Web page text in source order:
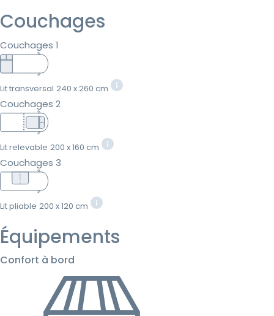
Couchages
Couchages 1
Lit transversal 240 x 260 cm
Couchages 2
Lit relevable 200 x 160 cm
Couchages 3
Lit pliable 200 x 120 cm
Équipements
Confort à bord